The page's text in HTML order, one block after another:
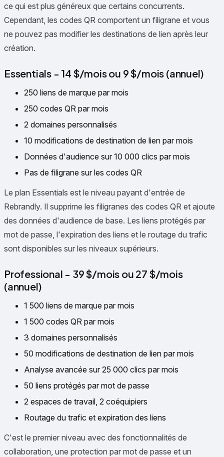
ce qui est plus généreux que certains concurrents.
Cependant, les codes QR comportent un filigrane et vous
ne pouvez pas modifier les destinations de lien après leur
création.
Essentials - 14 $/mois ou 9 $/mois (annuel)
250 liens de marque par mois
250 codes QR par mois
2 domaines personnalisés
10 modifications de destination de lien par mois
Données d'audience sur 10 000 clics par mois
Pas de filigrane sur les codes QR
Le plan Essentials est le niveau payant d'entrée de
Rebrandly. Il supprime les filigranes des codes QR et ajoute
des données d'audience de base. Les liens protégés par
mot de passe, l'expiration des liens et le routage du trafic
sont disponibles sur les niveaux supérieurs.
Professional - 39 $/mois ou 27 $/mois
(annuel)
1 500 liens de marque par mois
1 500 codes QR par mois
3 domaines personnalisés
50 modifications de destination de lien par mois
Analyse avancée sur 25 000 clics par mois
50 liens protégés par mot de passe
2 espaces de travail, 2 coéquipiers
Routage du trafic et expiration des liens
C'est le premier niveau avec des fonctionnalités de
collaboration, une protection par mot de passe et un